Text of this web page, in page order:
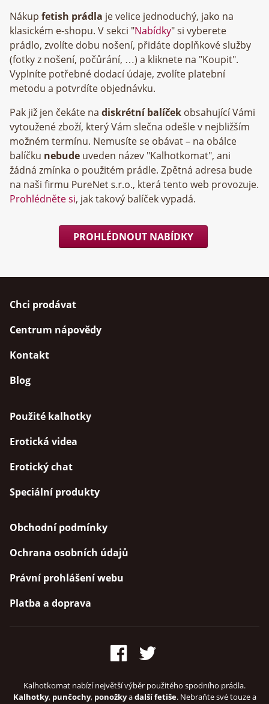
Nákup fetish prádla je velice jednoduchý, jako na
klasickém e-shopu. V sekci "Nabídky" si vyberete
prádlo, zvolíte dobu nošení, přidáte doplňkové služby
(fotky z nošení, počůrání, …) a kliknete na "Koupit".
Vyplníte potřebné dodací údaje, zvolíte platební
metodu a potvrdíte objednávku.
Pak již jen čekáte na diskrétní balíček obsahující Vámi
vytoužené zboží, který Vám slečna odešle v nejbližším
možném termínu. Nemusíte se obávat – na obálce
balíčku nebude uveden název "Kalhotkomat", ani
žádná zmínka o použitém prádle. Zpětná adresa bude
na naši firmu
, která tento web provozuje.
Prohlédněte si, jak takový balíček vypadá.
PROHLÉDNOUT NABÍDKY
Chci prodávat
Centrum nápovědy
Kontakt
Blog
Použité kalhotky
Erotická videa
Erotický chat
Speciální produkty
Obchodní podmínky
Ochrana osobních údajů
Právní prohlášení webu
Platba a doprava
Kalhotkomat nabízí největší výběr použitého spodního prádla.
Kalhotky, punčochy, ponožkyadalší fetiše. Nebraňte své touze a